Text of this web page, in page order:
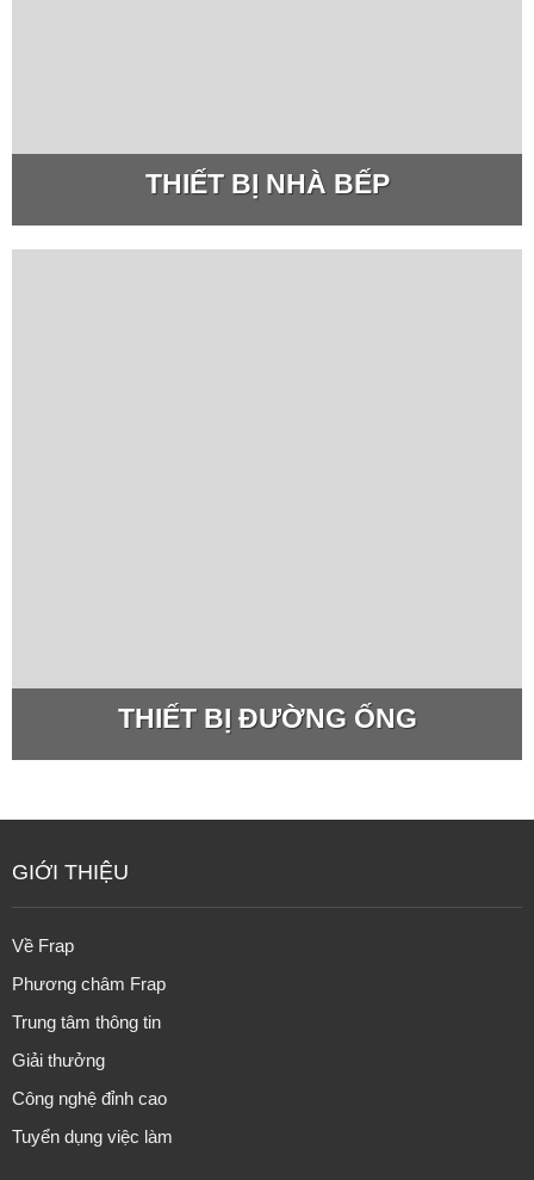
THIẾT BỊ NHÀ BẾP
THIẾT BỊ ĐƯỜNG ỐNG
GIỚI THIỆU
Về Frap
Phương châm Frap
Trung tâm thông tin
Giải thưởng
Công nghệ đỉnh cao
Tuyển dụng việc làm